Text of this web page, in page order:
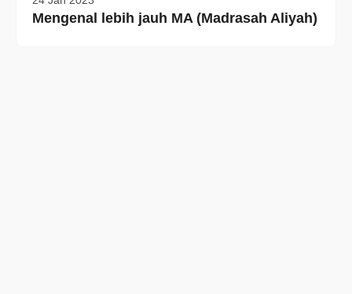
Mengenal lebih jauh MA (Madrasah Aliyah)